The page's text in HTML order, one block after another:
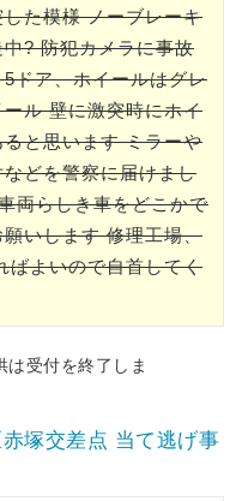
た模様 ノーブレーキ
? 防犯カメラに事故
ドア、ホイールはグレ
ル 壁に激突時にホイ
と思います ミラーや
どを警察に届けまし
両らしき車をどこかで
いします 修理工場、
ばよいので自首してく
は受付を終了しま
塚交差点 当て逃げ事